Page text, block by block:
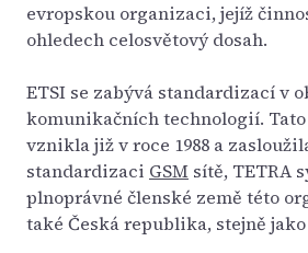
evropskou organizaci, jejíž
ohledech celosvětový dosah.
ETSI se zabývá standardizací v
komunikačních technologií.
vznikla již v roce 1988 a
standardizaci GSM sítě, TETRA
plnoprávné členské země této
také Česká republika, stejně